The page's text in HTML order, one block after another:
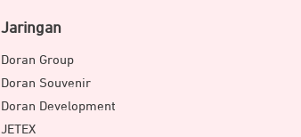
Jaringan
Doran Group
Doran Souvenir
Doran Development
JETEX